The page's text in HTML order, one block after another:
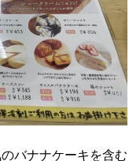
バナナケーキを含む